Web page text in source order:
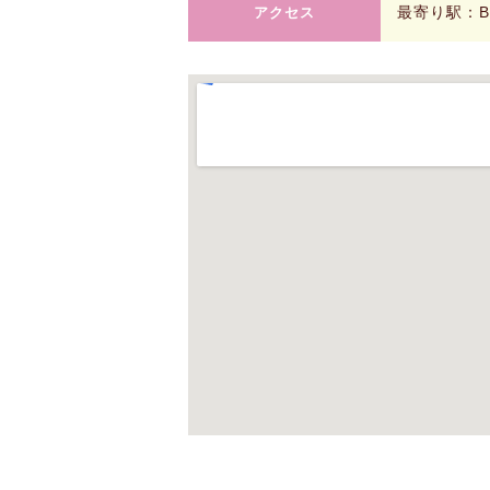
アクセス 最寄り駅：